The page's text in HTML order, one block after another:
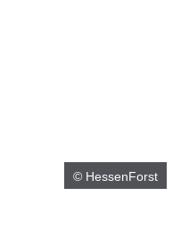
© HessenForst